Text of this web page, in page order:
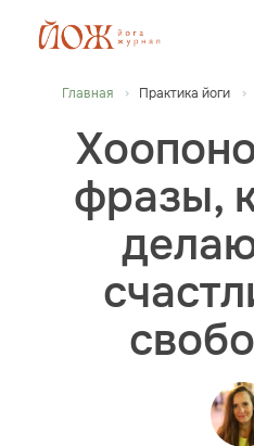
Главная Практика йоги
фразы,